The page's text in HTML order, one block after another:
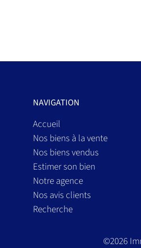
NAVIGATION
Accueil
Nos biens à la vente
Nos biens vendus
Estimer son bien
Notre agence
Nos avis clients
Recherche
©2026